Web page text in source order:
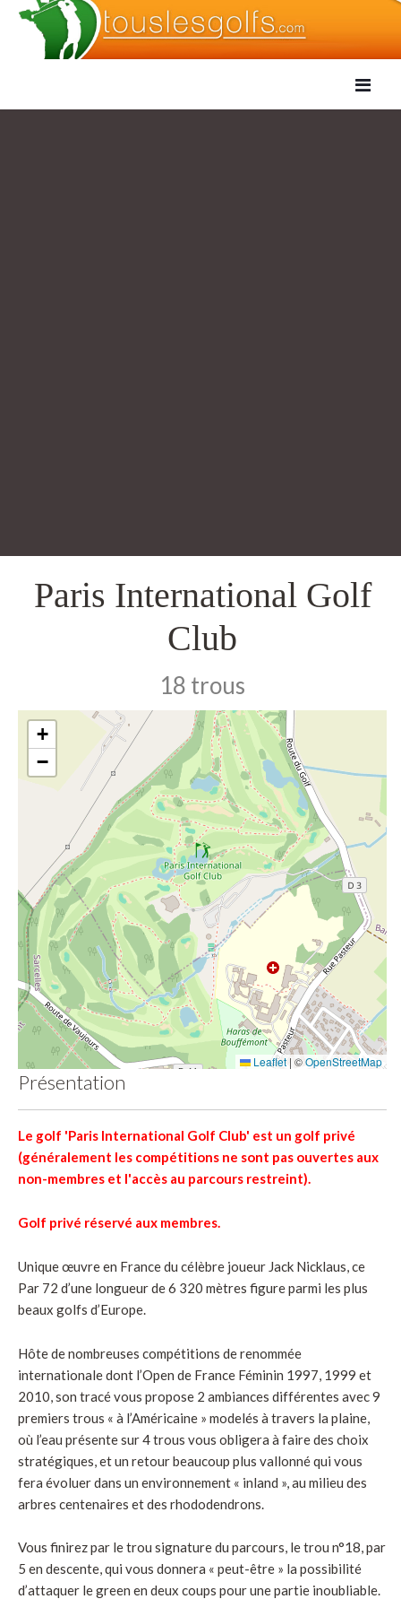
Paris International Golf
Club
18 trous
+
−
Leaflet | ©OpenStreetMap
Présentation
Le golf 'Paris International Golf Club' est un golf privé
(généralement les compétitions ne sont pas ouvertes aux
non-membres et l'accès au parcours restreint).
Golf privé réservé aux membres.
Unique œuvre en France du célèbre joueur Jack Nicklaus, ce
Par 72 d’une longueur de 6 320 mètres figure parmi les plus
beaux golfs d’Europe.
Hôte de nombreuses compétitions de renommée
internationale dont l’Open de France Féminin 1997, 1999 et
2010, son tracé vous propose 2 ambiances différentes avec 9
premiers trous « à l’Américaine » modelés à travers la plaine,
où l’eau présente sur 4 trous vous obligera à faire des choix
stratégiques, et un retour beaucoup plus vallonné qui vous
fera évoluer dans un environnement « inland », au milieu des
arbres centenaires et des rhododendrons.
Vous finirez par le trou signature du parcours, le trou n°18, par
5 en descente, qui vous donnera « peut-être » la possibilité
d’attaquer le green en deux coups pour une partie inoubliable.